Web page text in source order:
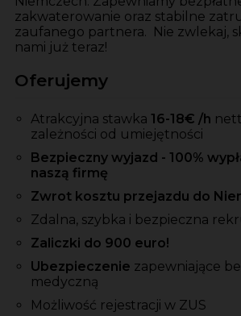
zakwaterowanie oraz stabilne
zaufanego partnera. Nie zwlekaj,
nami już teraz!
Oferujemy
Atrakcyjna stawka 16-18€ /h
zależności od umiejętności
Bezpieczny wyjazd - 100%
naszą firmę
Zwrot kosztu przejazdu do
Zdalna, szybka i bezpieczna
Zaliczki do 900 euro!
Ubezpieczenie zapewniające
medyczną
Możliwość rejestracji w ZUS